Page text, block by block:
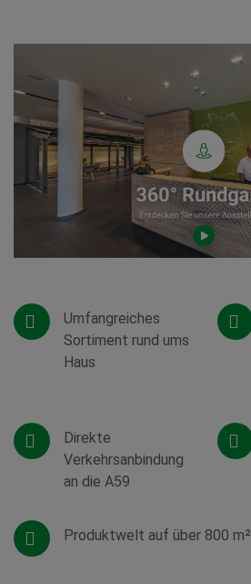
Umfangreiches
Sortiment rund ums
Haus
Direkte
Verkehrsanbindung
an die A59
Produktwelt auf über 800 m²